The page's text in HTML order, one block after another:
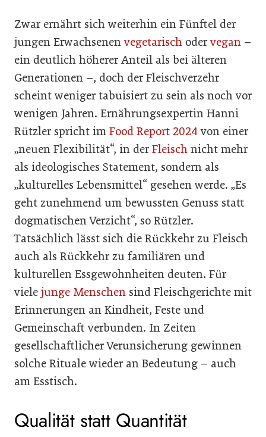
Zwar ernährt sich weiterhin ein Fünftel der
jungen Erwachsenenvegetarisch odervegan –
ein deutlich höherer Anteil als bei älteren
Generationen –, doch der Fleischverzehr
scheint weniger tabuisiert zu sein als noch vor
wenigen Jahren. Ernährungsexpertin Hanni
Rützler spricht im Food Report 2024von einer
„neuen Flexibilität“, in der Fleisch nicht mehr
als ideologisches Statement, sondern als
„kulturelles Lebensmittel“ gesehen werde. „Es
geht zunehmend um bewussten Genuss statt
dogmatischen Verzicht“, so Rützler.
Tatsächlich lässt sich die Rückkehr zu Fleisch
auch als Rückkehr zu familiären und
kulturellen Essgewohnheiten deuten. Für
viele junge Menschen sind Fleischgerichte mit
Erinnerungen an Kindheit, Feste und
Gemeinschaft verbunden. In Zeiten
gesellschaftlicher Verunsicherung gewinnen
solche Rituale wieder an Bedeutung – auch
am Esstisch.
Qualität statt Quantität